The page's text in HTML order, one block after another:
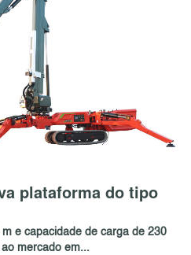
plataforma do tipo
e capacidade de carga de 230
mercado em...